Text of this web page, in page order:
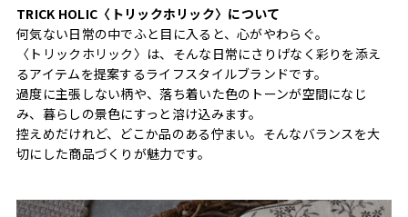
TRICK HOLIC〈トリックホリック〉について
何気ない日常の中でふと目に入ると、心がやわらぐ。
〈トリックホリック〉は、そんな日常にさりげなく彩りを添え
るアイテムを提案するライフスタイルブランドです。
過度に主張しない柄や、落ち着いた色のトーンが空間になじ
み、暮らしの景色にすっと溶け込みます。
控えめだけれど、どこか品のある佇まい。そんなバランスを大
切にした商品づくりが魅力です。